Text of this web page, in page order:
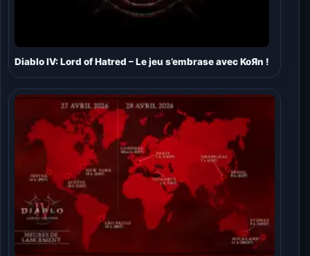
Diablo IV: Lord of Hatred – Le jeu s’embrase avec KoЯn !